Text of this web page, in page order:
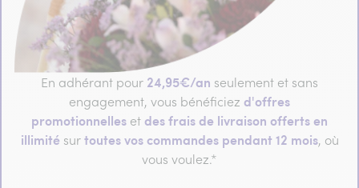
En adhérant pour 24,95€/an seulement et sans
engagement, vous bénéficiez d'offres
promotionnelles et des frais de livraison offerts en
illimité surtoutes vos commandes pendant 12 mois, où
vous voulez.*